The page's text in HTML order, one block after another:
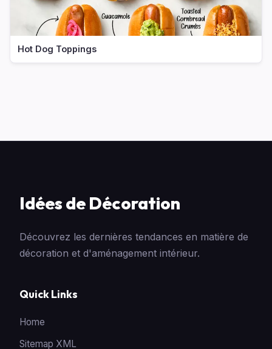
Hot Dog Toppings
Idées de Décoration
Découvrez les dernières tendances en matière de
décoration et d'aménagement intérieur.
Quick Links
Home
Sitemap XML